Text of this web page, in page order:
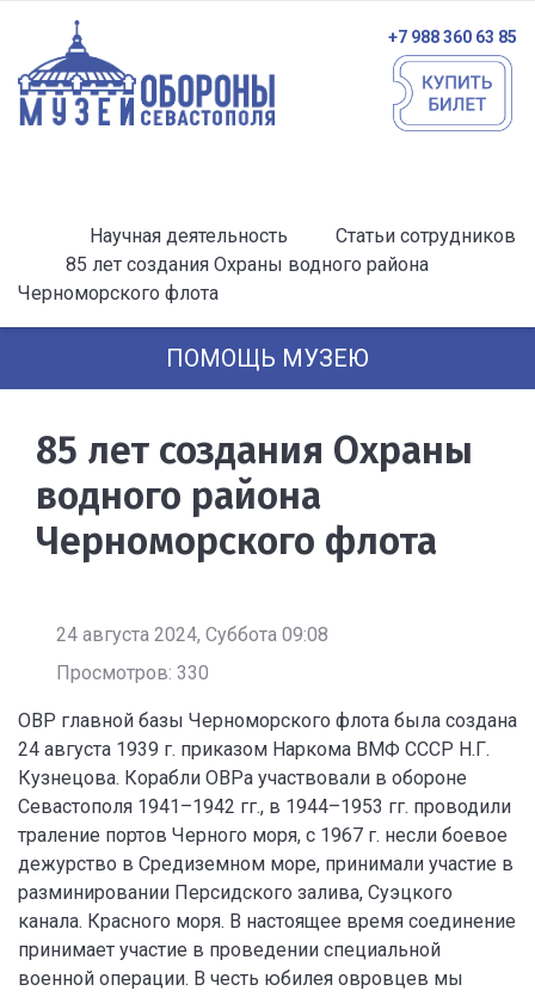
+7 988 360 63 85
Научная деятельность
Статьи сотрудников
85 лет создания Охраны водного района
Черноморского флота
ПОМОЩЬ МУЗЕЮ
85 лет создания Охраны
водного района
Черноморского флота
24 августа 2024, Суббота 09:08
Просмотров: 330
ОВР главной базы Черноморского флота была создана
24 августа 1939 г. приказом Наркома ВМФ СССР Н.Г.
Кузнецова. Корабли ОВРа участвовали в обороне
Севастополя 1941–1942 гг., в 1944–1953 гг. проводили
траление портов Черного моря, с 1967 г. несли боевое
дежурство в Средиземном море, принимали участие в
разминировании Персидского залива, Суэцкого
канала. Красного моря. В настоящее время соединение
принимает участие в проведении специальной
военной операции. В честь юбилея овровцев мы